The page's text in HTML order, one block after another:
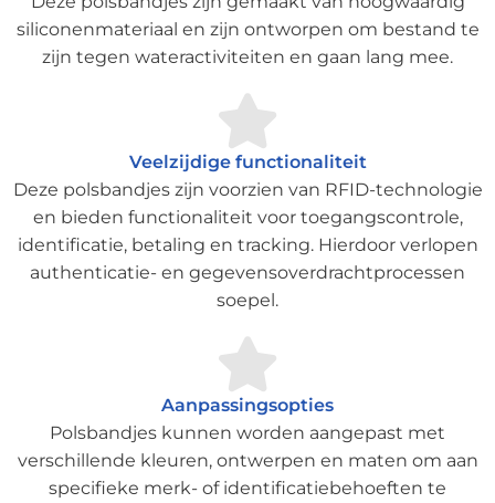
siliconenmateriaal en zijn ontworpen om bestand te
zijn tegen wateractiviteiten en gaan lang mee.
Veelzijdige functionaliteit
Deze polsbandjes zijn voorzien van RFID-technologie
en bieden functionaliteit voor toegangscontrole,
identificatie, betaling en tracking. Hierdoor verlopen
authenticatie- en gegevensoverdrachtprocessen
soepel.
Aanpassingsopties
Polsbandjes kunnen worden aangepast met
verschillende kleuren, ontwerpen en maten om aan
specifieke merk- of identificatiebehoeften te